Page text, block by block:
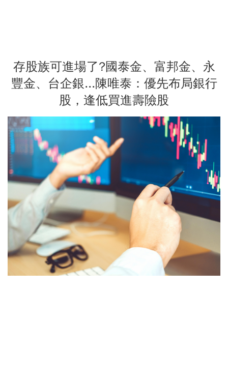
存股族可進場了?國泰金、富邦金、永
豐金、台企銀...陳唯泰：優先布局銀行
股，逢低買進壽險股